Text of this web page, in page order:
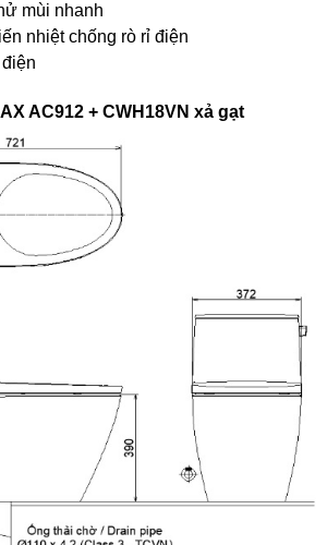
mùi nhanh
nhiệt chống rò rỉ điện
AC912 + CWH18VN xả gạt